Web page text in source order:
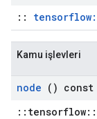
::
Kamu işlevleri
node () const